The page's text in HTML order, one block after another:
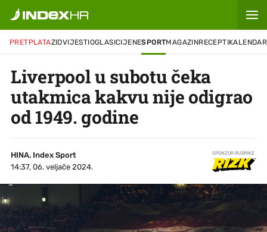
PRETPLATAZIDVIJESTIOGLASICIJENESPORTMAGAZINRECEPTIKALENDAR
Liverpool u subotu čeka
utakmica kakvu nije odigrao
od 1949. godine
HINA, Index Sport
14:37, 06. veljače 2024.
SPONZOR RUBRIKE